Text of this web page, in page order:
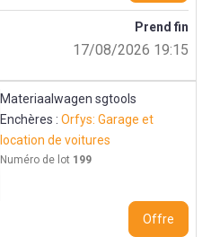
Prend fin
17/08/2026 19:15
Materiaalwagen sgtools
Enchères :Orfys: Garage et
location de voitures
Numéro de lot 199
Offre